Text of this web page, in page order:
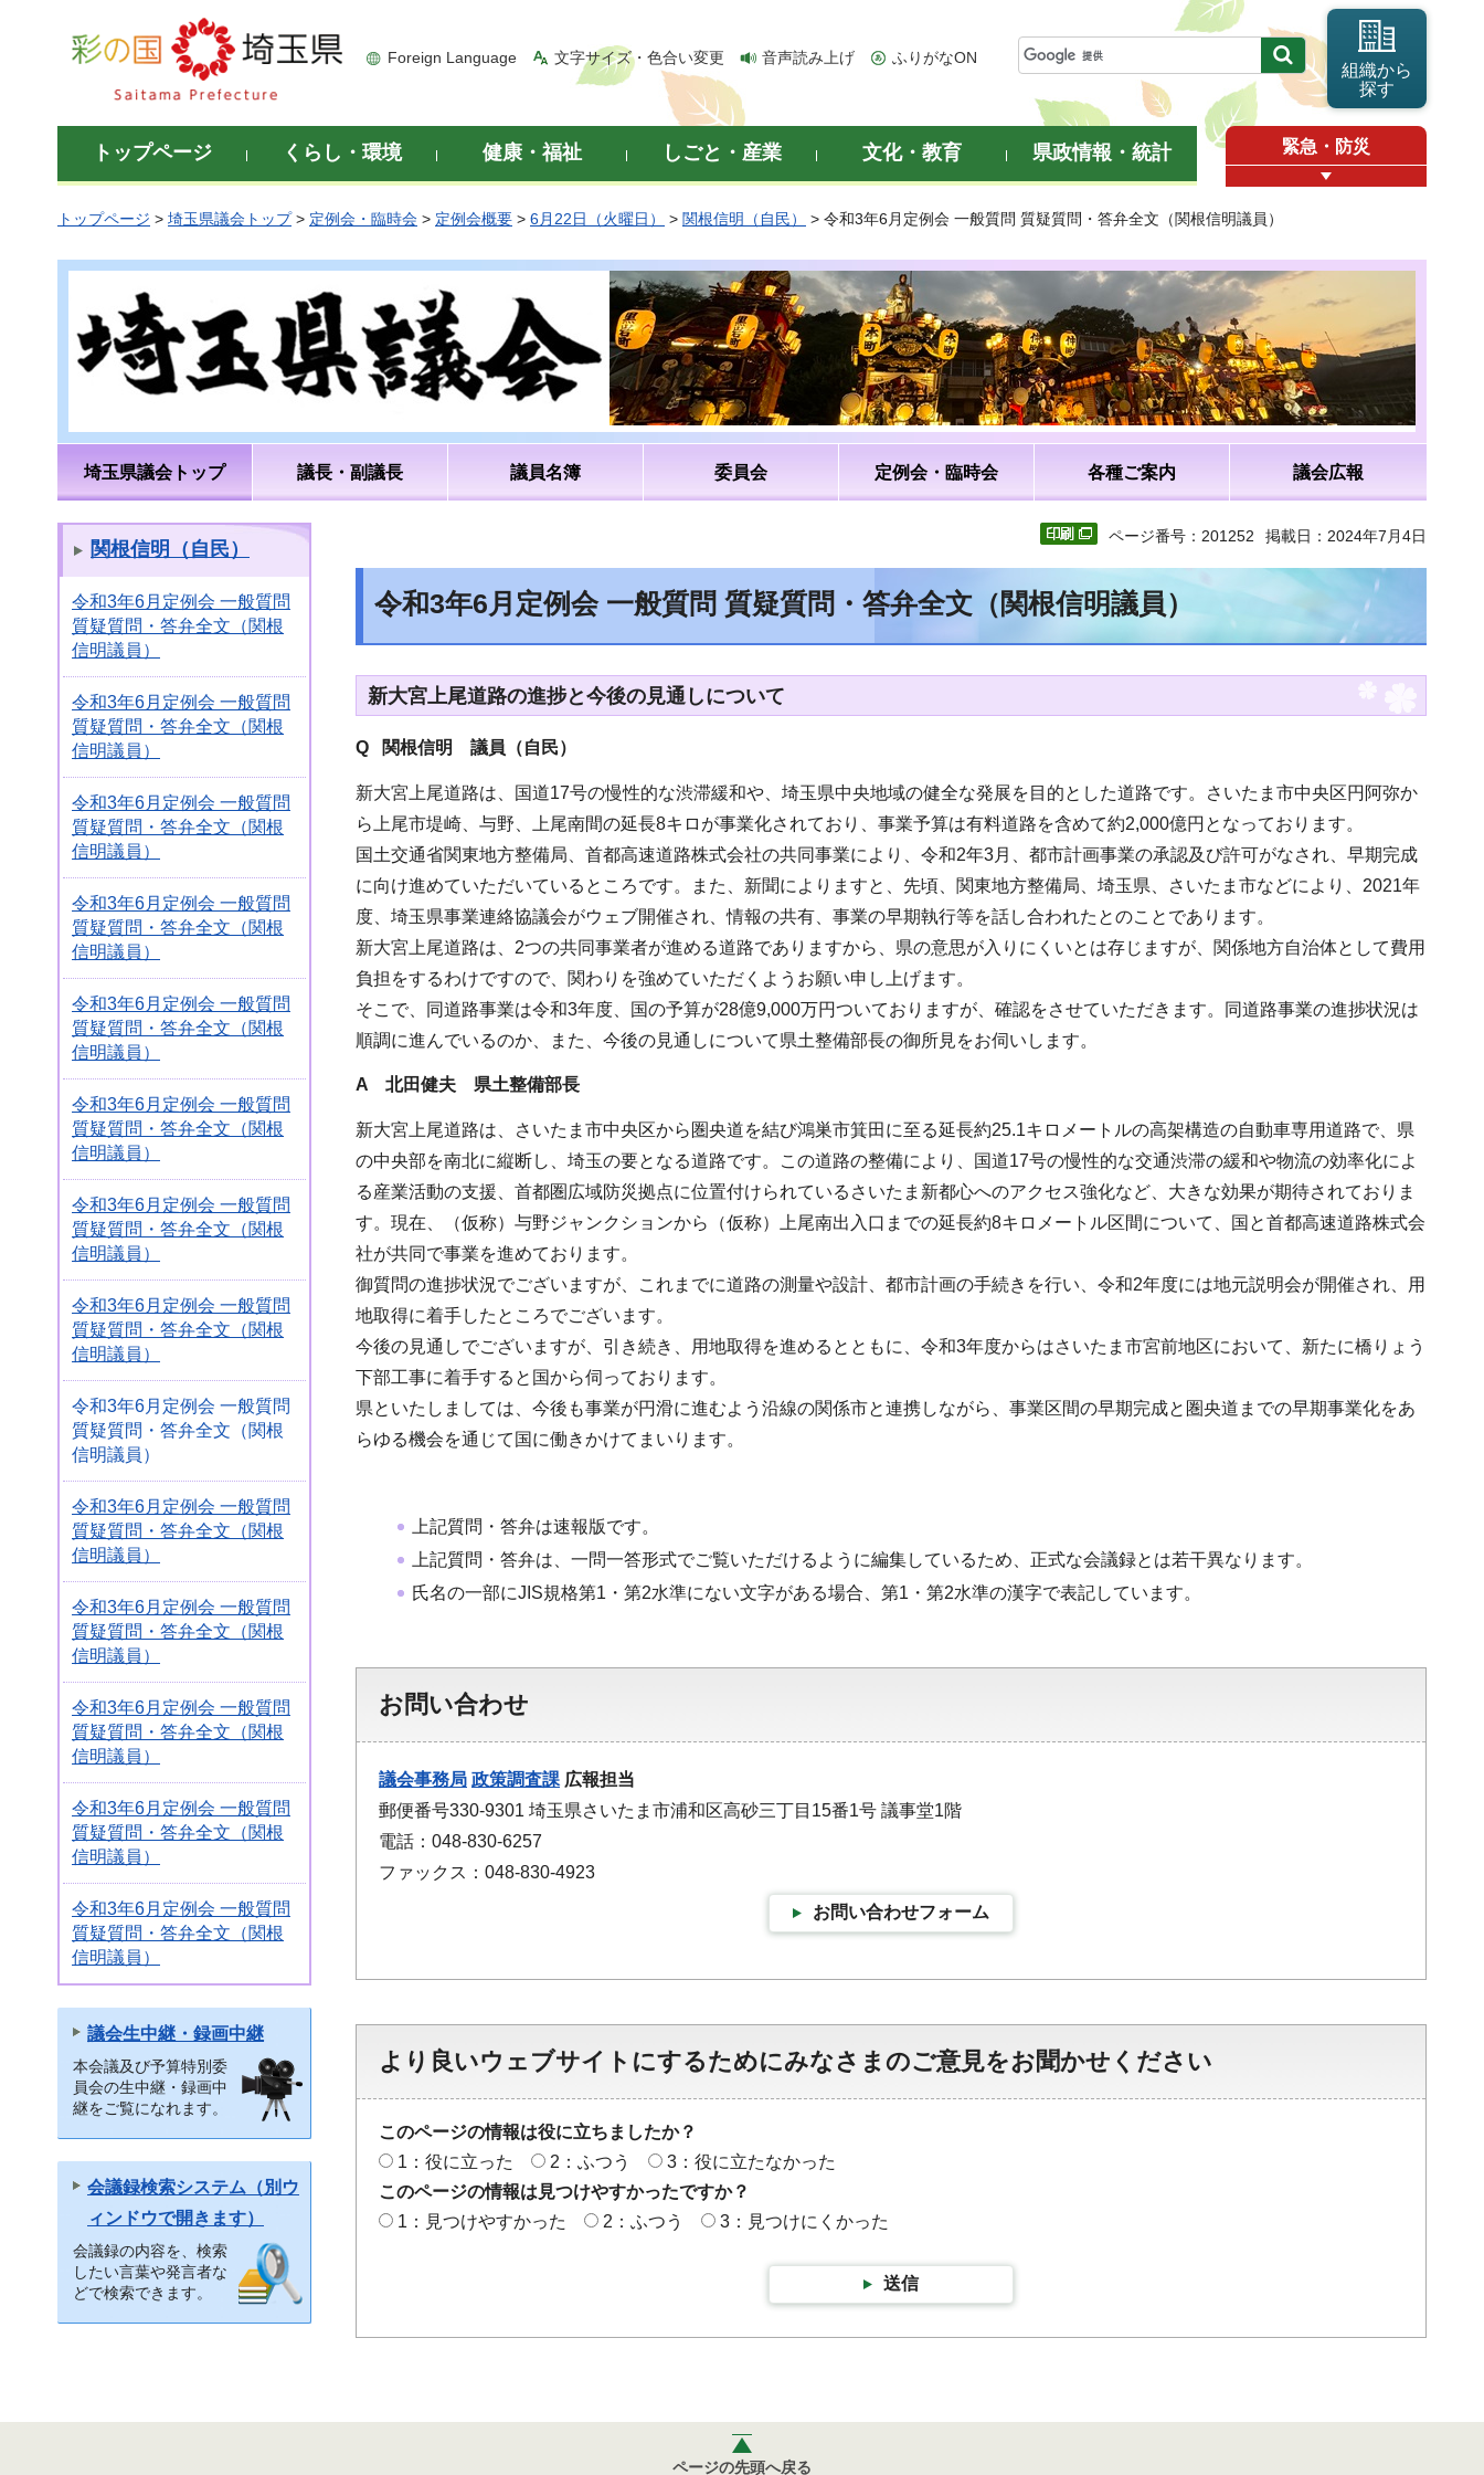
彩の国 埼玉県
Foreign Language 文字サイズ・色合い変更 音声読み上げ ふりがなON
組織から
探す
トップページ くらし・環境 健康・福祉 しごと・産業 文化・教育 県政情報・統計 緊急・防災
トップページ > 埼玉県議会トップ> 定例会・臨時会 > 定例会概要 > 6月22日（火曜日） > 関根信明（自民） > 令和3年6月定例会 一般質問 質疑質問・答弁全文（関根信明議員）
埼玉県議会トップ 議長・副議長 議員名簿 委員会 定例会・臨時会 各種ご案内 議会広報
関根信明（自民）
令和3年6月定例会 一般質問
質疑質問・答弁全文（関根
信明議員）
令和3年6月定例会 一般質問
質疑質問・答弁全文（関根
信明議員）
令和3年6月定例会 一般質問
質疑質問・答弁全文（関根
信明議員）
令和3年6月定例会 一般質問
質疑質問・答弁全文（関根
信明議員）
令和3年6月定例会 一般質問
質疑質問・答弁全文（関根
信明議員）
令和3年6月定例会 一般質問
質疑質問・答弁全文（関根
信明議員）
令和3年6月定例会 一般質問
質疑質問・答弁全文（関根
信明議員）
令和3年6月定例会 一般質問
質疑質問・答弁全文（関根
信明議員）
令和3年6月定例会 一般質問
質疑質問・答弁全文（関根
信明議員）
令和3年6月定例会 一般質問
質疑質問・答弁全文（関根
信明議員）
令和3年6月定例会 一般質問
質疑質問・答弁全文（関根
信明議員）
令和3年6月定例会 一般質問
質疑質問・答弁全文（関根
信明議員）
令和3年6月定例会 一般質問
質疑質問・答弁全文（関根
信明議員）
令和3年6月定例会 一般質問
質疑質問・答弁全文（関根
信明議員）
議会生中継・録画中継
本会議及び予算特別委
員会の生中継・録画中
継をご覧になれます。
会議録検索システム（別ウ
ィンドウで開きます）
会議録の内容を、検索
したい言葉や発言者な
どで検索できます。
ページ番号：201252 掲載日：2024年7月4日
令和3年6月定例会 一般質問 質疑質問・答弁全文（関根信明議員）
新大宮上尾道路の進捗と今後の見通しについて
Q 関根信明 議員（自民）
新大宮上尾道路は、国道17号の慢性的な渋滞緩和や、埼玉県中央地域の健全な発展を目的とした道路です。さいたま市中央区円阿弥か
ら上尾市堤崎、与野、上尾南間の延長8キロが事業化されており、事業予算は有料道路を含めて約2,000億円となっております。
国土交通省関東地方整備局、首都高速道路株式会社の共同事業により、令和2年3月、都市計画事業の承認及び許可がなされ、早期完成
に向け進めていただいているところです。また、新聞によりますと、先頃、関東地方整備局、埼玉県、さいたま市などにより、2021年
度、埼玉県事業連絡協議会がウェブ開催され、情報の共有、事業の早期執行等を話し合われたとのことであります。
新大宮上尾道路は、2つの共同事業者が進める道路でありますから、県の意思が入りにくいとは存じますが、関係地方自治体として費用
負担をするわけですので、関わりを強めていただくようお願い申し上げます。
そこで、同道路事業は令和3年度、国の予算が28億9,000万円ついておりますが、確認をさせていただきます。同道路事業の進捗状況は
順調に進んでいるのか、また、今後の見通しについて県土整備部長の御所見をお伺いします。
A 北田健夫 県土整備部長
新大宮上尾道路は、さいたま市中央区から圏央道を結び鴻巣市箕田に至る延長約25.1キロメートルの高架構造の自動車専用道路で、県
の中央部を南北に縦断し、埼玉の要となる道路です。この道路の整備により、国道17号の慢性的な交通渋滞の緩和や物流の効率化によ
る産業活動の支援、首都圏広域防災拠点に位置付けられているさいたま新都心へのアクセス強化など、大きな効果が期待されておりま
す。現在、（仮称）与野ジャンクションから（仮称）上尾南出入口までの延長約8キロメートル区間について、国と首都高速道路株式会
社が共同で事業を進めております。
御質問の進捗状況でございますが、これまでに道路の測量や設計、都市計画の手続きを行い、令和2年度には地元説明会が開催され、用
地取得に着手したところでございます。
今後の見通しでございますが、引き続き、用地取得を進めるとともに、令和3年度からはさいたま市宮前地区において、新たに橋りょう
下部工事に着手すると国から伺っております。
県といたしましては、今後も事業が円滑に進むよう沿線の関係市と連携しながら、事業区間の早期完成と圏央道までの早期事業化をあ
らゆる機会を通じて国に働きかけてまいります。
上記質問・答弁は速報版です。
上記質問・答弁は、一問一答形式でご覧いただけるように編集しているため、正式な会議録とは若干異なります。
氏名の一部にJIS規格第1・第2水準にない文字がある場合、第1・第2水準の漢字で表記しています。
お問い合わせ
議会事務局 政策調査課 広報担当
郵便番号330-9301 埼玉県さいたま市浦和区高砂三丁目15番1号 議事堂1階
電話：048-830-6257
ファックス：048-830-4923
お問い合わせフォーム
より良いウェブサイトにするためにみなさまのご意見をお聞かせください
このページの情報は役に立ちましたか？
1：役に立った
2：ふつう
3：役に立たなかった
このページの情報は見つけやすかったですか？
1：見つけやすかった
2：ふつう 3：見つけにくかった
送信
ページの先頭へ戻る